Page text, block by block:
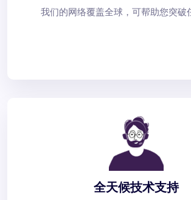
我们的网络覆盖全球，可帮助您突破
全天候技术支持